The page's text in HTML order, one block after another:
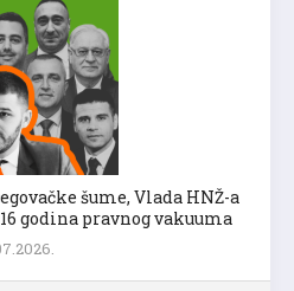
šume, Vlada HNŽ-a
godina pravnog vakuuma